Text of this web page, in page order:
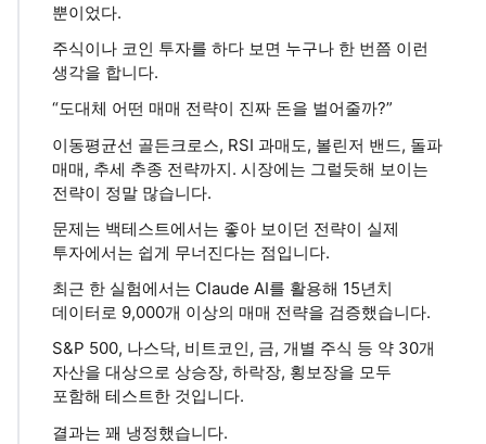
뿐이었다.
주식이나 코인 투자를 하다 보면 누구나 한 번쯤 이런
생각을 합니다.
“도대체 어떤 매매 전략이 진짜 돈을 벌어줄까?”
이동평균선 골든크로스, RSI 과매도, 볼린저 밴드, 돌파
매매, 추세 추종 전략까지. 시장에는 그럴듯해 보이는
전략이 정말 많습니다.
문제는 백테스트에서는 좋아 보이던 전략이 실제
투자에서는 쉽게 무너진다는 점입니다.
최근 한 실험에서는 Claude AI를 활용해 15년치
데이터로 9,000개 이상의 매매 전략을 검증했습니다.
S&P 500, 나스닥, 비트코인, 금, 개별 주식 등 약 30개
자산을 대상으로 상승장, 하락장, 횡보장을 모두
포함해 테스트한 것입니다.
결과는 꽤 냉정했습니다.